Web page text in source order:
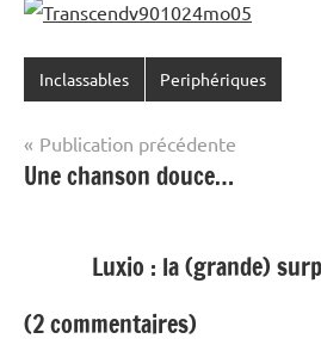
Inclassables Periphériques
Navigation
de
Publication précédente
Une chanson douce…
Luxio : la (grande)
(2 commentaires)